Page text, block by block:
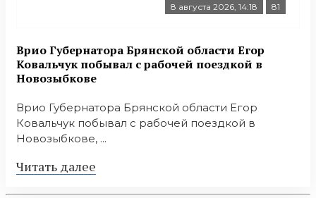
8 августа 2026, 14:18 81
Врио Губернатора Брянской области Егор
Ковальчук побывал с рабочей поездкой в
Новозыбкове
Врио Губернатора Брянской области Егор
Ковальчук побывал с рабочей поездкой в
Новозыбкове, ...
Читать далее